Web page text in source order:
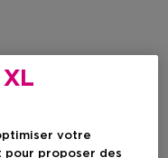
XL
votre
pour proposer des